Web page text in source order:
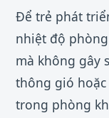
Để trẻ phát
nhiệt độ
mà không gây
thông gió
trong phòng